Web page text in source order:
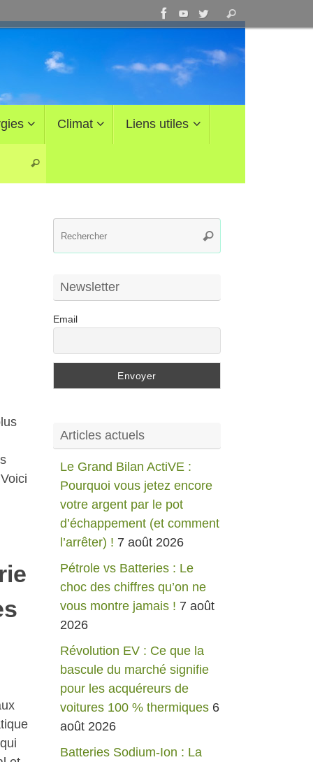
pour
:
Rechercher
Climat Liens utiles
Rechercher
Rechercher
Newsletter
Email
Articles actuels
Le Grand Bilan ActiVE :
Pourquoi vous jetez encore
votre argent par le pot
d’échappement (et comment
l’arrêter) ! 7 août 2026
Pétrole vs Batteries : Le
choc des chiffres qu’on ne
vous montre jamais ! 7 août
2026
Révolution EV : Ce que la
bascule du marché signifie
pour les acquéreurs de
voitures 100 % thermiques 6
août 2026
Batteries Sodium-Ion : La